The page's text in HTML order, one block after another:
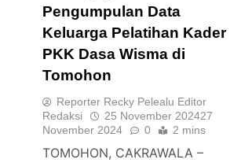
Pengumpulan Data
Keluarga Pelatihan Kader
PKK Dasa Wisma di
Tomohon
Reporter Recky Pelealu Editor
Redaksi
25 November 202427
November 2024
0 2 mins
TOMOHON, CAKRAWALA –